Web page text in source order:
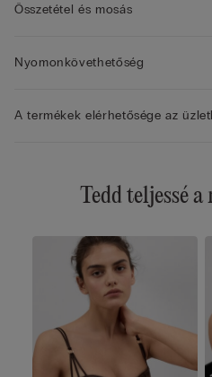
Összetétel és mosás
Nyomonkövethetőség
A termékek elérhetősége az
Tedd teljessé a